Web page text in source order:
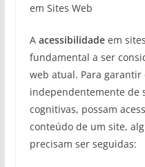
em Sites Web
A acessibilidadeem
fundamental a ser
web atual. Para
independentemente de
cognitivas, possam
conteúdo de um site,
precisam ser seguidas: